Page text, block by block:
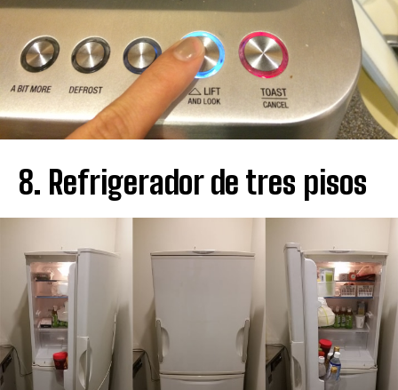
8. Refrigerador de tres pisos